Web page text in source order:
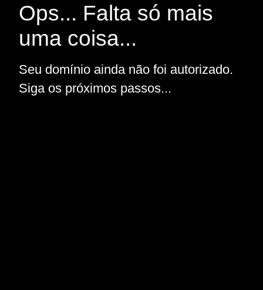
Ops... Falta só mais
uma coisa...
Seu domínio ainda não foi autorizado.
Siga os próximos passos...